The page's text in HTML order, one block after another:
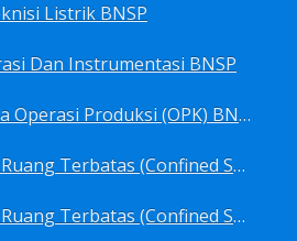
Listrik BNSP
Dan Instrumentasi BNSP
Sertifikasi Kepala Operasi Produksi (OPK) BNSP
Sertifikasi Kerja Ruang Terbatas (Confined Spaces)-Ahli Muda Ruang Terbatas (AMURT/Supervisor) BNSP
Sertifikasi Kerja Ruang Terbatas (Confined Spaces)-Teknisi Ruang Terbatas (TRT/Entrants) BNSP